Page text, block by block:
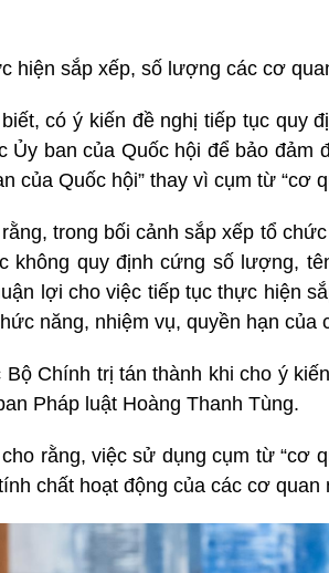
hiện sắp xếp, số lượng các cơ
có ý kiến đề nghị tiếp tục quy
Ủy ban của Quốc hội để bảo đảm
của Quốc hội” thay vì cụm từ “cơ
trong bối cảnh sắp xếp tổ
không quy định cứng số lượng,
lợi cho việc tiếp tục thực hiện
năng, nhiệm vụ, quyền hạn của
Chính trị tán thành khi cho ý
Pháp luật Hoàng Thanh Tùng.
rằng, việc sử dụng cụm từ “cơ
chất hoạt động của các cơ quan